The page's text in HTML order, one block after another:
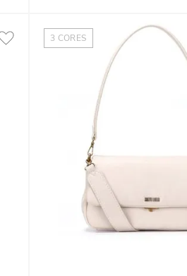
3 CORES